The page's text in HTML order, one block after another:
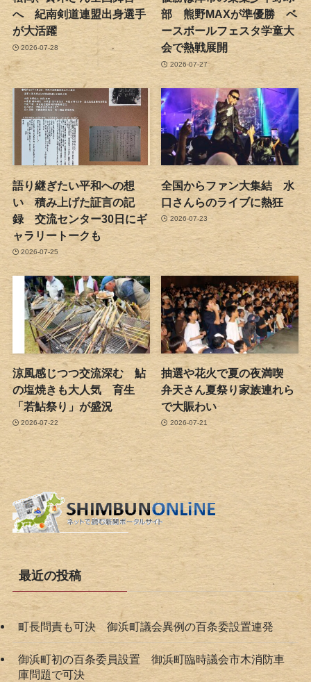
へ 紀南剣道連盟出身選手
が大活躍
2026-07-28
部 熊野MAXが準優勝 ベ
ースボールフェスタ学童大
会で熱戦展開
2026-07-27
語り継ぎたい平和への想
い 積み上げた証言の記
録 交流センター30日にギ
ャラリートークも
2026-07-25
全国からファン大集結 水
口さんらのライブに熱狂
2026-07-23
涼風感じつつ交流深む 鮎
の塩焼きも大人気 育生
「若鮎祭り」が盛況
2026-07-22
抽選や花火で夏の夜満喫
弁天さん夏祭り家族連れら
で大賑わい
2026-07-21
最近の投稿
町長問責も可決 御浜町議会異例の百条委設置連発
御浜町初の百条委員設置 御浜町臨時議会市木消防車
庫問題で可決